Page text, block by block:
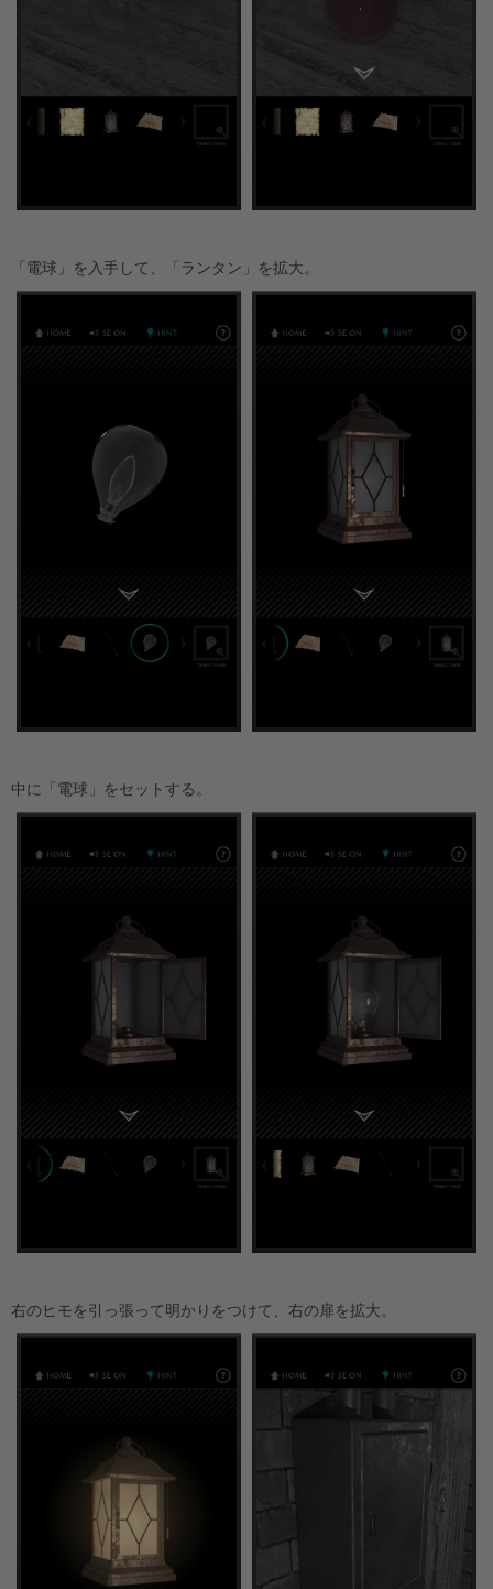
「電球」を入手して、「ランタン」を拡大。
中に「電球」をセットする。
右のヒモを引っ張って明かりをつけて、右の扉を拡大。